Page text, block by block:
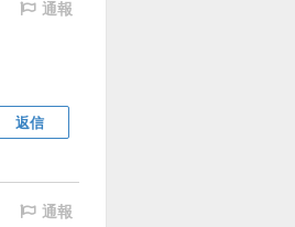
通報
返信
通報